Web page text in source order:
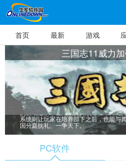
首页 最新 游戏
三国志11威力
《三国志11 威力加强版》是日本光
的系列历史模拟游戏“三国志”之一，是
11》的扩充强化版本，让已持有《三国
的玩家可以享受到更丰富的游戏内容。
志11 威力加强版》于2007年1月25日上
《三国志11》繁体中文版在2006年7月
后，光荣根据玩家们所提供的宝贵意见
了许多内容，可以让玩家更深入地体验
国志11》的乐趣。因为新设施与吸收合
的新增追加，让内政更具战略性，而能
系统则让玩家在培养部下之后，也能与
国分庭抗礼、一争天下。
PC软件